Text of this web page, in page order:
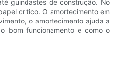
guindastes de construção. No
crítico. O amortecimento em
o amortecimento ajuda a
bom funcionamento e como o